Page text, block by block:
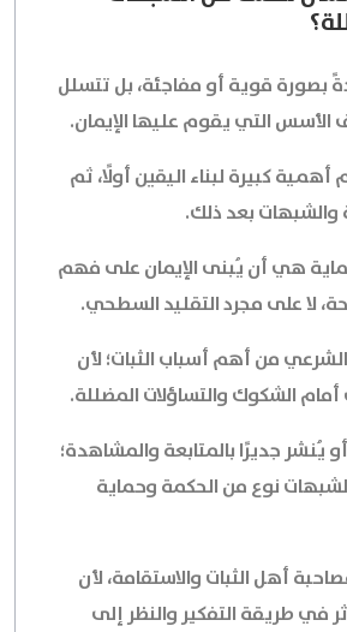
بصورة قوية أو مفاجئة، بل تتسلل
التي يقوم عليها الإيمان.
كبيرة لبناء اليقين أولًا، ثم
والشبهات بعد ذلك.
هي أن يُبنى الإيمان على فهم
لا على مجرد التقليد السطحي.
من أهم أسباب الثبات؛ لأن
أمام الشكوك والتساؤلات المضللة.
يُنشر جديرًا بالمتابعة والمشاهدة؛
نوع من الحكمة وحماية
أهل الثبات والاستقامة، لأن
في طريقة التفكير والنظر إلى